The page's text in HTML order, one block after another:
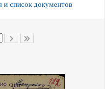
список документов